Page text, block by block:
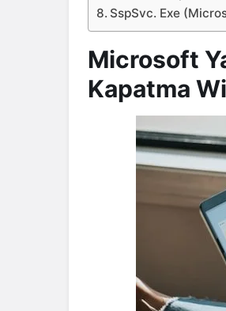
SspSvc. Exe
Microsoft
Kapatma